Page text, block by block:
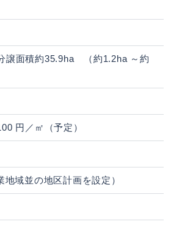
譲面積約35.9ha （約1.2ha ～約
円／㎡（予定）
域並の地区計画を設定）